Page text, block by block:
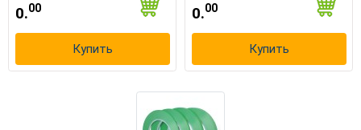
Выберите язык магазина ×
0.00
Купить
0.00
Купить